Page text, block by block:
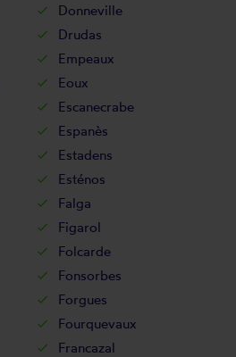
Donneville
Drudas
Empeaux
Eoux
Escanecrabe
Espanès
Estadens
Esténos
Falga
Figarol
Folcarde
Fonsorbes
Forgues
Fourquevaux
Francazal